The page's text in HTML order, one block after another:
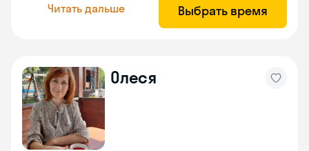
Читать дальше Выбрать время
Олеся